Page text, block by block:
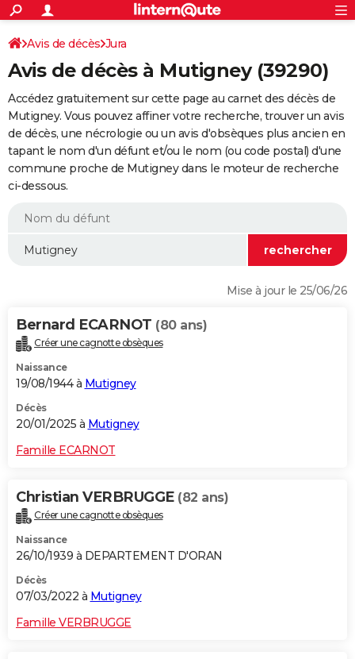
ACTUALITÉS
Politique
Société
Faits Divers
Education
Monde
Villes
+
SPORT
Coupe du monde 2026
Football
Tennis
Cyclisme
Rugby
Forum
Programme TV
TNT
Streaming
Cinéma
Sorties cinéma
Musique
+
FINANCE
Retraite
Epargne
Immobilier
Risques naturels par ville
Assurance
AUTO
Essais
Réserver un essai
Citadines
Berlines
SUV
Forum auto
+HIGH-TECH
BRICOLAGE
WEEK-END
Alimentation
Guide de la santé
Maladies
Médicaments
Sommeil
VOYAGE
Destinations
City break
Voyage nature
Voyage de noces
Forum
Climat
+PHOTO
GUIDES D'ACHAT
Carte de Noël
Carte Bonne année
Carte Saint-Valentin
Carte Pâques
Carte d'anniversaire
DICTIONNAIRE
Dictionnaire
Biographies
Citations
Expressions
Proverbes
PROGRAMME TV
S'inscrire
Se connecter
Lycées
Collèges
Primaires
Universités
Entreprises
Service militaire
Avis de recherche
AVIS DE DÉCÈS
FORUM
Avis de décès Jura
Avis de décès à Mutigney (39290)
Accédez gratuitement sur cette page au carnet des décès de
Mutigney. Vous pouvez affiner votre recherche, trouver un avis
de décès, une nécrologie ou un avis d'obsèques plus ancien en
tapant le nom d'un défunt et/ou le nom (ou code postal) d'une
commune proche de Mutigney dans le moteur de recherche
ci-dessous.
Mise à jour le 25/06/26
Bernard ECARNOT (80 ans)
Créer une cagnotte obsèques
Naissance
19/08/1944 à Mutigney
Décès
20/01/2025 à Mutigney
Famille ECARNOT
Christian VERBRUGGE (82 ans)
Créer une cagnotte obsèques
Naissance
26/10/1939 à DEPARTEMENT D'ORAN
Décès
07/03/2022 à Mutigney
Famille VERBRUGGE